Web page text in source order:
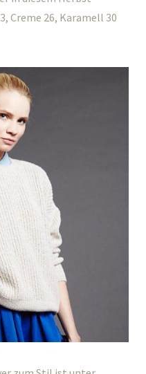
Creme 26, Karamell 30